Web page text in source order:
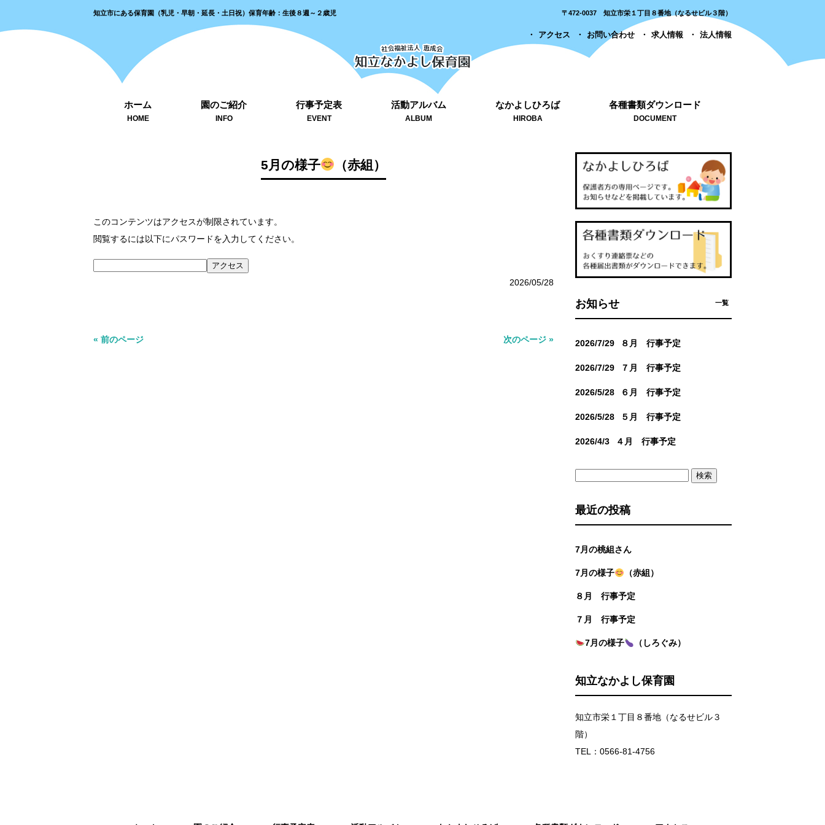
知立市にある保育園（乳児・早朝・延長・土日祝）保育年齢：生後８週～２歳児 〒472-0037 知立市栄１丁目８番地（なるせビル３階）
アクセス お問い合わせ 求人情報 法人情報
ホーム
HOME
園のご紹介
INFO
行事予定表
EVENT
活動アルバム
ALBUM
なかよしひろば
HIROBA
各種書類ダウンロード
DOCUMENT
5月の様子 （赤組）
このコンテンツはアクセスが制限されています。
閲覧するには以下にパスワードを入力してください。
2026/05/28
« 前のページ 次のページ »
お知らせ 一覧
2026/7/29 ８月 行事予定
2026/7/29 ７月 行事予定
2026/5/28 ６月 行事予定
2026/5/28 ５月 行事予定
2026/4/3 ４月 行事予定
最近の投稿
7月の桃組さん
7月の様子 （赤組）
８月 行事予定
７月 行事予定
7月の様子 （しろぐみ）
知立なかよし保育園
知立市栄１丁目８番地（なるせビル３
階）
TEL：0566-81-4756